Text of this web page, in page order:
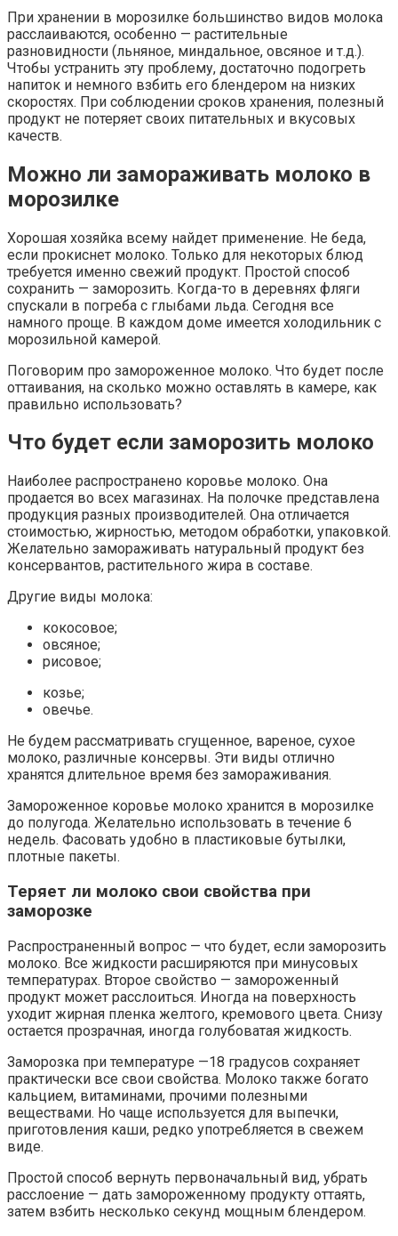
При хранении в морозилке большинство видов молока
расслаиваются, особенно — растительные
разновидности (льняное, миндальное, овсяное и т.д.).
Чтобы устранить эту проблему, достаточно подогреть
напиток и немного взбить его блендером на низких
скоростях. При соблюдении сроков хранения, полезный
продукт не потеряет своих питательных и вкусовых
качеств.
Можно ли замораживать молоко в
морозилке
Хорошая хозяйка всему найдет применение. Не беда,
если прокиснет молоко. Только для некоторых блюд
требуется именно свежий продукт. Простой способ
сохранить — заморозить. Когда-то в деревнях фляги
спускали в погреба с глыбами льда. Сегодня все
намного проще. В каждом доме имеется холодильник с
морозильной камерой.
Поговорим про замороженное молоко. Что будет после
оттаивания, на сколько можно оставлять в камере, как
правильно использовать?
Что будет если заморозить молоко
Наиболее распространено коровье молоко. Она
продается во всех магазинах. На полочке представлена
продукция разных производителей. Она отличается
стоимостью, жирностью, методом обработки, упаковкой.
Желательно замораживать натуральный продукт без
консервантов, растительного жира в составе.
Другие виды молока:
кокосовое;
овсяное;
рисовое;
козье;
овечье.
Не будем рассматривать сгущенное, вареное, сухое
молоко, различные консервы. Эти виды отлично
хранятся длительное время без замораживания.
Замороженное коровье молоко хранится в морозилке
до полугода. Желательно использовать в течение 6
недель. Фасовать удобно в пластиковые бутылки,
плотные пакеты.
Теряет ли молоко свои свойства при
заморозке
Распространенный вопрос — что будет, если заморозить
молоко. Все жидкости расширяются при минусовых
температурах. Второе свойство — замороженный
продукт может расслоиться. Иногда на поверхность
уходит жирная пленка желтого, кремового цвета. Снизу
остается прозрачная, иногда голубоватая жидкость.
Заморозка при температуре —18 градусов сохраняет
практически все свои свойства. Молоко также богато
кальцием, витаминами, прочими полезными
веществами. Но чаще используется для выпечки,
приготовления каши, редко употребляется в свежем
виде.
Простой способ вернуть первоначальный вид, убрать
расслоение — дать замороженному продукту оттаять,
затем взбить несколько секунд мощным блендером.